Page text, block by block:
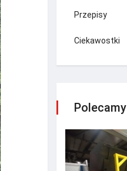
Przepisy
Ciekawostki
Polecamy